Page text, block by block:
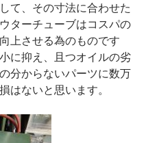
て、その寸法に合わせた
ターチューブはコスパの
上させる為のものです
に抑え、且つオイルの劣
分からないパーツに数万
はないと思います。